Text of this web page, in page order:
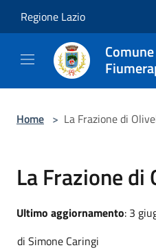
Regione Lazio
Home > La Frazione di
La Frazione di
Ultimo aggiornamento: 3
di Simone Caringi